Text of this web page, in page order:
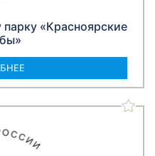
«Красноярские